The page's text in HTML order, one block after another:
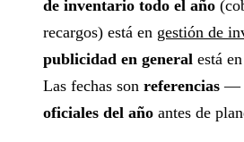
de inventario todo el año
recargos) está en gestión de
publicidad en general está
Las fechas son referencias —
oficiales del año antes de